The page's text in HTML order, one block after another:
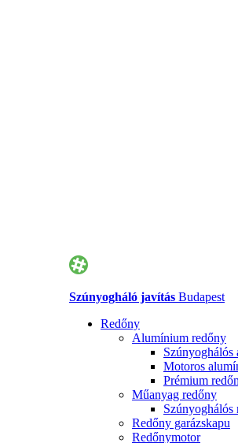
Szúnyogháló javítás Budapest
Redőny
Alumínium redőny
Motoros
Prémium
Műanyag redőny
Szúnyoghálós
Redőny garázskapu
Redőnymotor